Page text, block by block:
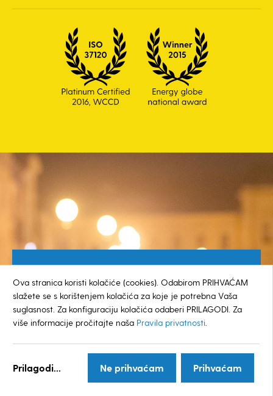
0800 385 048
© GRAD KOPRIVNICA
Ova stranica koristi kolačiće (cookies). Odabirom PRIHVAĆAM
slažete se s korištenjem kolačića za koje je potrebna Vaša
suglasnost. Za konfiguraciju kolačića odaberi PRILAGODI. Za
više informacije pročitajte naša Pravila privatnosti
Prilagodi... Ne prihvaćam Prihvaćam